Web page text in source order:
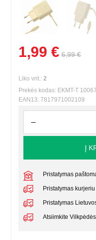
1,99 € 6,99 €
Liko vnt.:2
Prekės kodas: EKMT-T 10067
EAN13: 7817971002109
Į
Pristatymas
Pristatymas
Pristatymas
Atsiimkite